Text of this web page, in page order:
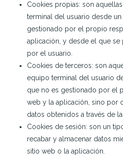
Cookies propias: son
terminal del usuario desde
gestionado por el propio
aplicación, y desde el que
por el usuario.
Cookies de terceros: son
equipo terminal del usuario
que no es gestionado por el
web y la aplicación, sino por
datos obtenidos a través de
Cookies de sesión: son un
recabar y almacenar datos
sitio web o la aplicación.